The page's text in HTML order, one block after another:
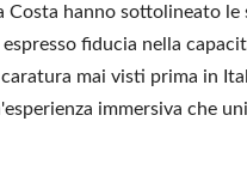
Costa hanno sottolineato
fiducia nella
mai visti prima in
immersiva che